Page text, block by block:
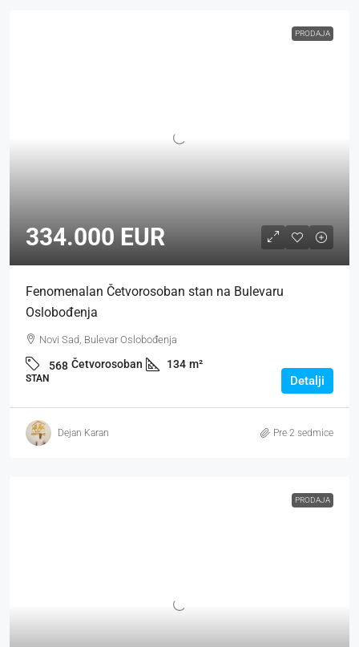
PRODAJA
334.000 EUR
Fenomenalan Četvorosoban stan na Bulevaru
Oslobođenja
Novi Sad, Bulevar Oslobođenja
568 Četvorosoban 134 m²
STAN Detalji
Dejan Karan Pre 2 sedmice
PRODAJA